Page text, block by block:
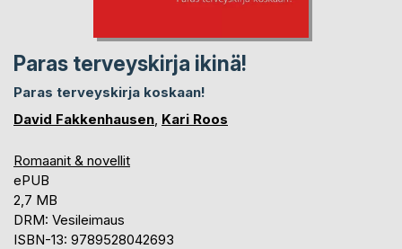
Paras terveyskirja ikinä!
Paras terveyskirja koskaan!
David Fakkenhausen, Kari Roos
Romaanit & novellit
ePUB
2,7 MB
DRM: Vesileimaus
ISBN-13: 9789528042693